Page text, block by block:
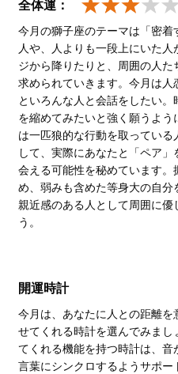
全体運：
今月の獅子座のテーマは「密
人や、人よりも一段上にいた
ジから降りたりと、周囲の人
求められていきます。今月は
といろんな人と会話をしたい
を縮めてみたいと強く願うよ
は一匹狼的な行動を取ってい
して、実際にあなたと「ペア
会える可能性を秘めています
め、弱みも含めた等身大の自分
親近感のある人として周囲に
う。
開運時計
今月は、あなたに人との距離
せてくれる時計を選んでみまし
てくれる機能を持つ時計は、
言葉にシンクロするようサポー